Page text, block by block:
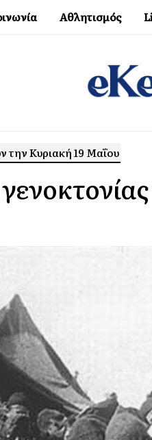
Αθλητισμός
την Κυριακή 19 Μαΐου